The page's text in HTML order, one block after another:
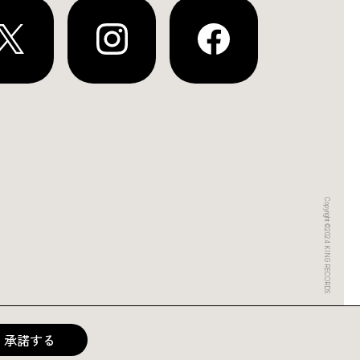
Copyright ©2024 KING RECORDS
承諾する